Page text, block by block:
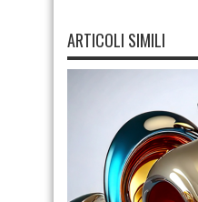
ARTICOLI SIMILI